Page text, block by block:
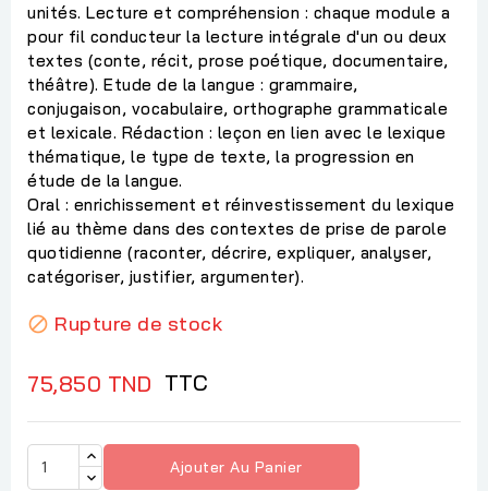
unités. Lecture et compréhension : chaque module a
pour fil conducteur la lecture intégrale d'un ou deux
textes (conte, récit, prose poétique, documentaire,
théâtre). Etude de la langue : grammaire,
conjugaison, vocabulaire, orthographe grammaticale
et lexicale. Rédaction : leçon en lien avec le lexique
thématique, le type de texte, la progression en
étude de la langue.
Oral : enrichissement et réinvestissement du lexique
lié au thème dans des contextes de prise de parole
quotidienne (raconter, décrire, expliquer, analyser,
catégoriser, justifier, argumenter).
 Rupture de stock
75,850 TND TTC
Ajouter Au Panier